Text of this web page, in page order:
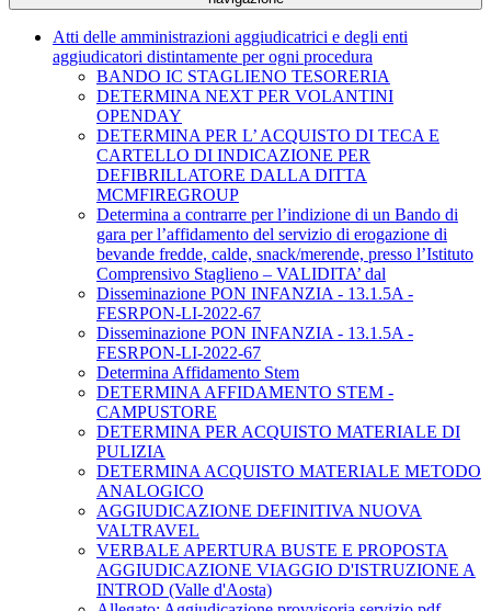
Atti delle amministrazioni aggiudicatrici e degli enti
aggiudicatori distintamente per ogni procedura
BANDO IC STAGLIENO TESORERIA
DETERMINA NEXT PER VOLANTINI
OPENDAY
DETERMINA PER L’ ACQUISTO DI TECA E
CARTELLO DI INDICAZIONE PER
DEFIBRILLATORE DALLA DITTA
MCMFIREGROUP
Determina a contrarre per l’indizione di un Bando di
gara per l’affidamento del servizio di erogazione di
bevande fredde, calde, snack/merende, presso l’Istituto
Comprensivo Staglieno – VALIDITA’ dal
Disseminazione PON INFANZIA - 13.1.5A -
FESRPON-LI-2022-67
Disseminazione PON INFANZIA - 13.1.5A -
FESRPON-LI-2022-67
Determina Affidamento Stem
DETERMINA AFFIDAMENTO STEM -
CAMPUSTORE
DETERMINA PER ACQUISTO MATERIALE DI
PULIZIA
DETERMINA ACQUISTO MATERIALE METODO
ANALOGICO
AGGIUDICAZIONE DEFINITIVA NUOVA
VALTRAVEL
VERBALE APERTURA BUSTE E PROPOSTA
AGGIUDICAZIONE VIAGGIO D'ISTRUZIONE A
INTROD (Valle d'Aosta)